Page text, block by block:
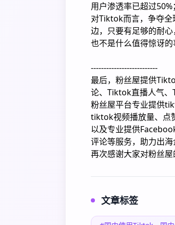
用户渗透率已超过
对Tiktok而言，争夺
边，只要有足够的耐
也不是什么值得惊讶的
--------------------------
最后，粉丝屋提供
论、Tiktok直播人气、
粉丝屋平台专业提供
tiktok视频播放量、点
以及专业提供
评论等服务，助力出海
再次感谢大家对粉丝屋
文章标签